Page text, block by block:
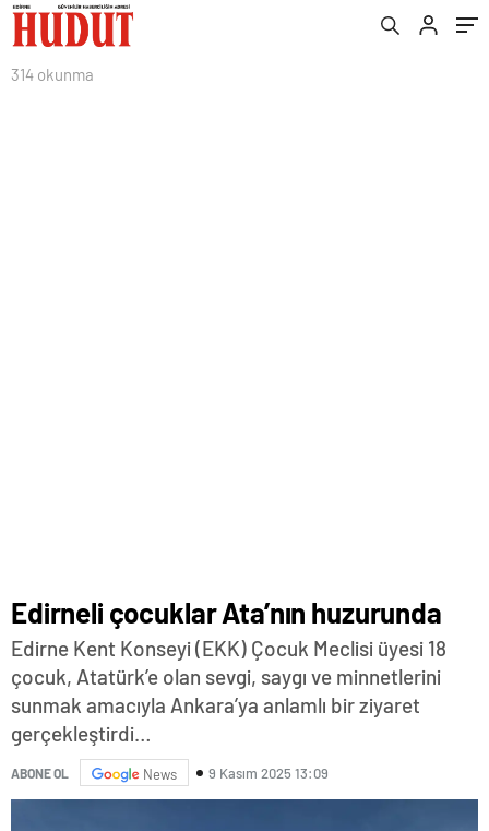
314 okunma
Edirneli çocuklar Ata’nın huzurunda
Edirne Kent Konseyi (EKK) Çocuk Meclisi üyesi 18
çocuk, Atatürk’e olan sevgi, saygı ve minnetlerini
sunmak amacıyla Ankara’ya anlamlı bir ziyaret
gerçekleştirdi…
ABONE OL News 9 Kasım 2025 13:09